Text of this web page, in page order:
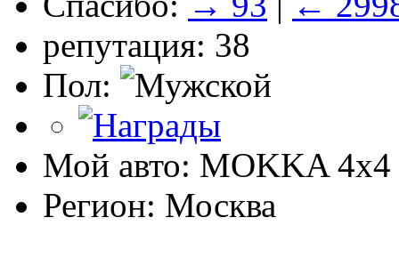
репутация: 38
Пол:
Мой авто: MOKKA 4x4
Регион: Москва